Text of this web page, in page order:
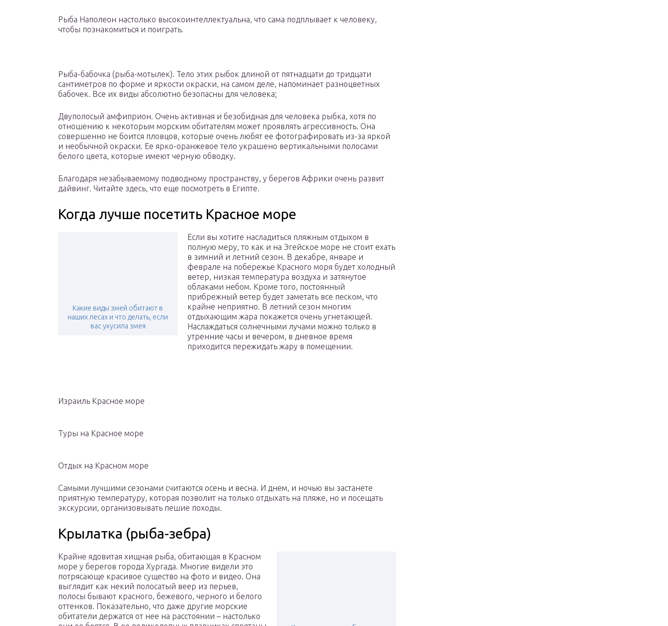
Рыба Наполеон настолько высокоинтеллектуальна, что сама подплывает к человеку,
чтобы познакомиться и поиграть.
Рыба-бабочка (рыба-мотылек). Тело этих рыбок длиной от пятнадцати до тридцати
сантиметров по форме и яркости окраски, на самом деле, напоминает разноцветных
бабочек. Все их виды абсолютно безопасны для человека;
Двуполосый амфиприон. Очень активная и безобидная для человека рыбка, хотя по
отношению к некоторым морским обитателям может проявлять агрессивность. Она
совершенно не боится пловцов, которые очень любят ее фотографировать из-за яркой
и необычной окраски. Ее ярко-оранжевое тело украшено вертикальными полосами
белого цвета, которые имеют черную обводку.
Благодаря незабываемому подводному пространству, у берегов Африки очень развит
дайвинг. Читайте здесь, что еще посмотреть в Египте.
Когда лучше посетить Красное море
Какие виды змей обитают в
наших лесах и что делать, если
вас укусила змея
Если вы хотите насладиться пляжным отдыхом в
полную меру, то как и на Эгейское море не стоит ехать
в зимний и летний сезон. В декабре, январе и
феврале на побережье Красного моря будет холодный
ветер, низкая температура воздуха и затянутое
облаками небом. Кроме того, постоянный
прибрежный ветер будет заметать все песком, что
крайне неприятно. В летний сезон многим
отдыхающим жара покажется очень угнетающей.
Наслаждаться солнечными лучами можно только в
утренние часы и вечером, в дневное время
приходится пережидать жару в помещении.
Израиль Красное море
Туры на Красное море
Отдых на Красном море
Самыми лучшими сезонами считаются осень и весна. И днем, и ночью вы застанете
приятную температуру, которая позволит на только отдыхать на пляже, но и посещать
экскурсии, организовывать пешие походы.
Крылатка (рыба-зебра)
Крайне ядовитая хищная рыба, обитающая в Красном
море у берегов города Хургада. Многие видели это
потрясающе красивое существо на фото и видео. Она
выглядит как некий полосатый веер из перьев,
полосы бывают красного, бежевого, черного и белого
оттенков. Показательно, что даже другие морские
обитатели держатся от нее на расстоянии – настолько